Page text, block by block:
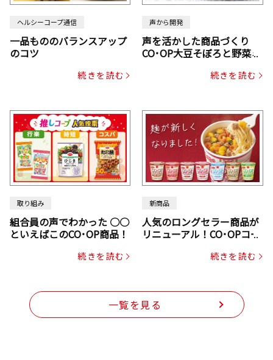
ヘルシーコープ通信
一品もののバランスアップ
のコツ
続きを読む
声から開発
声を活かした商品づくり
CO･OP大豆そぼろと野菜ミ
じん・コーン入り）続きを読む
取り組み
組合員の声でわかった ○○
といえばこのCO･OP商品！
続きを読む
新商品
人気のロングセラー商品が
リニューアル！CO･OPコー
続きを読む
一覧を見る